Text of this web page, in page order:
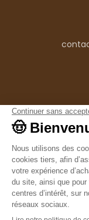
Produits
Nos marques
Informations